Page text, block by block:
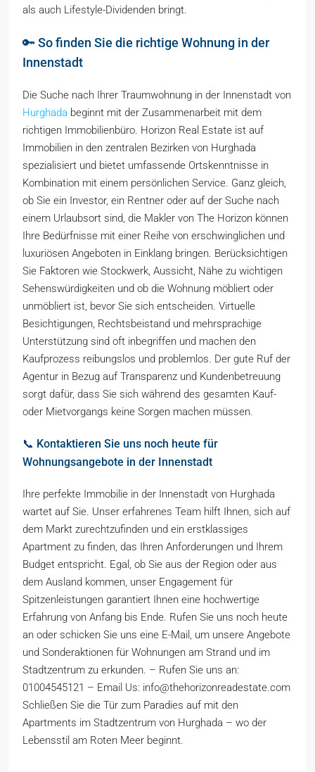
als auch Lifestyle-Dividenden bringt.
🔑 So finden Sie die richtige Wohnung in der
Innenstadt
Die Suche nach Ihrer Traumwohnung in der Innenstadt von
Hurghada beginnt mit der Zusammenarbeit mit dem
richtigen Immobilienbüro. Horizon Real Estate ist auf
Immobilien in den zentralen Bezirken von Hurghada
spezialisiert und bietet umfassende Ortskenntnisse in
Kombination mit einem persönlichen Service. Ganz gleich,
ob Sie ein Investor, ein Rentner oder auf der Suche nach
einem Urlaubsort sind, die Makler von The Horizon können
Ihre Bedürfnisse mit einer Reihe von erschwinglichen und
luxuriösen Angeboten in Einklang bringen. Berücksichtigen
Sie Faktoren wie Stockwerk, Aussicht, Nähe zu wichtigen
Sehenswürdigkeiten und ob die Wohnung möbliert oder
unmöbliert ist, bevor Sie sich entscheiden. Virtuelle
Besichtigungen, Rechtsbeistand und mehrsprachige
Unterstützung sind oft inbegriffen und machen den
Kaufprozess reibungslos und problemlos. Der gute Ruf der
Agentur in Bezug auf Transparenz und Kundenbetreuung
sorgt dafür, dass Sie sich während des gesamten Kauf-
oder Mietvorgangs keine Sorgen machen müssen.
📞 Kontaktieren Sie uns noch heute für
Wohnungsangebote in der Innenstadt
Ihre perfekte Immobilie in der Innenstadt von Hurghada
wartet auf Sie. Unser erfahrenes Team hilft Ihnen, sich auf
dem Markt zurechtzufinden und ein erstklassiges
Apartment zu finden, das Ihren Anforderungen und Ihrem
Budget entspricht. Egal, ob Sie aus der Region oder aus
dem Ausland kommen, unser Engagement für
Spitzenleistungen garantiert Ihnen eine hochwertige
Erfahrung von Anfang bis Ende. Rufen Sie uns noch heute
an oder schicken Sie uns eine E-Mail, um unsere Angebote
und Sonderaktionen für Wohnungen am Strand und im
Stadtzentrum zu erkunden. – Rufen Sie uns an:
01004545121 – Email Us: info@thehorizonreadestate.com
Schließen Sie die Tür zum Paradies auf mit den
Apartments im Stadtzentrum von Hurghada – wo der
Lebensstil am Roten Meer beginnt.